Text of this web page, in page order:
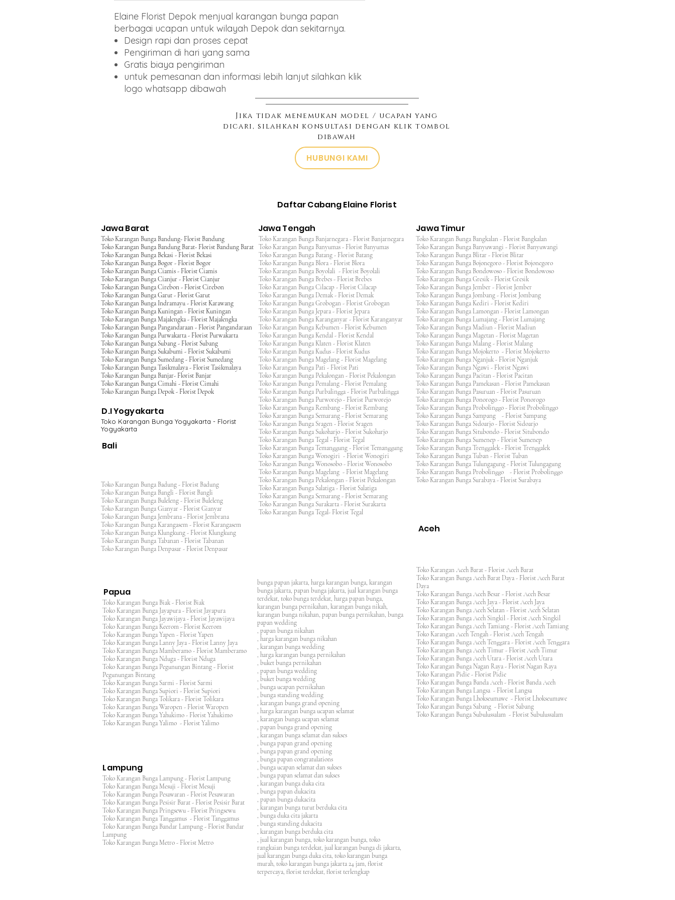
Elaine Florist Depok menjual karangan bunga papan
berbagai ucapan untuk wilayah Depok dan sekitarnya.
Design rapi dan proses cepat
Pengiriman di hari yang sama
Gratis biaya pengiriman
untuk pemesanan dan informasi lebih lanjut silahkan klik
logo whatsapp dibawah
Jika tidak menemukan model / ucapan yang
dicari, silahkan konsultasi dengan klik tombol
dibawah
HUBUNGI KAMI
Daftar Cabang Elaine Florist
Jawa Barat Jawa Tengah Jawa Timur
Toko Karangan Bunga Bandung- Florist Bandung
Toko Karangan Bunga Bandung Barat- Florist Bandung Barat
Toko Karangan Bunga Bekasi - Florist Bekasi
Toko Karangan Bunga Bogor - Florist Bogor
Toko Karangan Bunga Ciamis - Florist Ciamis
Toko Karangan Bunga Cianjur - Florist Cianjur
Toko Karangan Bunga Cirebon - Florist Cirebon
Toko Karangan Bunga Garut - Florist Garut
Toko Karangan Bunga Indramayu - Florist Karawang
Toko Karangan Bunga Kuningan - Florist Kuningan
Toko Karangan Bunga Majalengka - Florist Majalengka
Toko Karangan Bunga Pangandaraan - Florist Pangandaraan
Toko Karangan Bunga Purwakarta - Florist Purwakarta
Toko Karangan Bunga Subang - Florist Subang
Toko Karangan Bunga Sukabumi - Florist Sukabumi
Toko Karangan Bunga Sumedang - Florist Sumedang
Toko Karangan Bunga Tasikmalaya - Florist Tasikmalaya
Toko Karangan Bunga Banjar- Florist Banjar
Toko Karangan Bunga Cimahi - Florist Cimahi
Toko Karangan Bunga Depok - Florist Depok
D.I Yogyakarta
Toko Karangan Bunga Yogyakarta - Florist
Yogyakarta
Bali
Toko Karangan Bunga Badung - Florist Badung
Toko Karangan Bunga Bangli - Florist Bangli
Toko Karangan Bunga Buleleng - Florist Buleleng
Toko Karangan Bunga Gianyar - Florist Gianyar
Toko Karangan Bunga Jembrana - Florist Jembrana
Toko Karangan Bunga Karangasem - Florist Karangasem
Toko Karangan Bunga Klungkung - Florist Klungkung
Toko Karangan Bunga Tabanan - Florist Tabanan
Toko Karangan Bunga Denpasar - Florist Denpasar
Toko Karangan Bunga Banjarnegara - Florist Banjarnegara
Toko Karangan Bunga Banyumas - Florist Banyumas
Toko Karangan Bunga Batang - Florist Batang
Toko Karangan Bunga Blora - Florist Blora
Toko Karangan Bunga Boyolali - Florist Boyolali
Toko Karangan Bunga Brebes - Florist Brebes
Toko Karangan Bunga Cilacap - Florist Cilacap
Toko Karangan Bunga Demak - Florist Demak
Toko Karangan Bunga Grobogan - Florist Grobogan
Toko Karangan Bunga Jepara - Florist Jepara
Toko Karangan Bunga Karanganyar - Florist Karanganyar
Toko Karangan Bunga Kebumen - Florist Kebumen
Toko Karangan Bunga Kendal - Florist Kendal
Toko Karangan Bunga Klaten - Florist Klaten
Toko Karangan Bunga Kudus - Florist Kudus
Toko Karangan Bunga Magelang - Florist Magelang
Toko Karangan Bunga Pati - Florist Pati
Toko Karangan Bunga Pekalongan - Florist Pekalongan
Toko Karangan Bunga Pemalang - Florist Pemalang
Toko Karangan Bunga Purbalingga - Florist Purbalingga
Toko Karangan Bunga Purworejo - Florist Purworejo
Toko Karangan Bunga Rembang - Florist Rembang
Toko Karangan Bunga Semarang - Florist Semarang
Toko Karangan Bunga Sragen - Florist Sragen
Toko Karangan Bunga Sukoharjo - Florist Sukoharjo
Toko Karangan Bunga Tegal - Florist Tegal
Toko Karangan Bunga Temanggung - Florist Temanggung
Toko Karangan Bunga Wonogiri - Florist Wonogiri
Toko Karangan Bunga Wonosobo - Florist Wonosobo
Toko Karangan Bunga Magelang - Florist Magelang
Toko Karangan Bunga Pekalongan - Florist Pekalongan
Toko Karangan Bunga Salatiga - Florist Salatiga
Toko Karangan Bunga Semarang - Florist Semarang
Toko Karangan Bunga Surakarta - Florist Surakarta
Toko Karangan Bunga Tegal- Florist Tegal
Toko Karangan Bunga Bangkalan - Florist Bangkalan
Toko Karangan Bunga Banyuwangi - Florist Banyuwangi
Toko Karangan Bunga Blitar - Florist Blitar
Toko Karangan Bunga Bojonegoro - Florist Bojonegoro
Toko Karangan Bunga Bondowoso - Florist Bondowoso
Toko Karangan Bunga Gresik - Florist Gresik
Toko Karangan Bunga Jember - Florist Jember
Toko Karangan Bunga Jombang - Florist Jombang
Toko Karangan Bunga Kediri - Florist Kediri
Toko Karangan Bunga Lamongan - Florist Lamongan
Toko Karangan Bunga Lumajang - Florist Lumajang
Toko Karangan Bunga Madiun - Florist Madiun
Toko Karangan Bunga Magetan - Florist Magetan
Toko Karangan Bunga Malang - Florist Malang
Toko Karangan Bunga Mojokerto - Florist Mojokerto
Toko Karangan Bunga Nganjuk - Florist Nganjuk
Toko Karangan Bunga Ngawi - Florist Ngawi
Toko Karangan Bunga Pacitan - Florist Pacitan
Toko Karangan Bunga Pamekasan - Florist Pamekasan
Toko Karangan Bunga Pasuruan - Florist Pasuruan
Toko Karangan Bunga Ponorogo - Florist Ponorogo
Toko Karangan Bunga Probolinggo - Florist Probolinggo
Toko Karangan Bunga Sampang - Florist Sampang
Toko Karangan Bunga Sidoarjo - Florist Sidoarjo
Toko Karangan Bunga Situbondo - Florist Situbondo
Toko Karangan Bunga Sumenep - Florist Sumenep
Toko Karangan Bunga Trenggalek - Florist Trenggalek
Toko Karangan Bunga Tuban - Florist Tuban
Toko Karangan Bunga Tulungagung - Florist Tulungagung
Toko Karangan Bunga Probolinggo - Florist Probolinggo
Toko Karangan Bunga Surabaya - Florist Surabaya
Aceh
Lampung
Papua
Toko Karangan Bunga Biak - Florist Biak
Toko Karangan Bunga Jayapura - Florist Jayapura
Toko Karangan Bunga Jayawijaya - Florist Jayawijaya
Toko Karangan Bunga Keerom - Florist Keerom
Toko Karangan Bunga Yapen - Florist Yapen
Toko Karangan Bunga Lanny Jaya - Florist Lanny Jaya
Toko Karangan Bunga Mamberamo - Florist Mamberamo
Toko Karangan Bunga Nduga - Florist Nduga
Toko Karangan Bunga Pegunungan Bintang - Florist
Pegunungan Bintang
Toko Karangan Bunga Sarmi - Florist Sarmi
Toko Karangan Bunga Supiori - Florist Supiori
Toko Karangan Bunga Tolikara - Florist Tolikara
Toko Karangan Bunga Waropen - Florist Waropen
Toko Karangan Bunga Yahukimo - Florist Yahukimo
Toko Karangan Bunga Yalimo - Florist Yalimo
Toko Karangan Bunga Lampung - Florist Lampung
Toko Karangan Bunga Mesuji - Florist Mesuji
Toko Karangan Bunga Pesawaran - Florist Pesawaran
Toko Karangan Bunga Pesisir Barat - Florist Pesisir Barat
Toko Karangan Bunga Pringsewu - Florist Pringsewu
Toko Karangan Bunga Tanggamus - Florist Tanggamus
Toko Karangan Bunga Bandar Lampung - Florist Bandar
Lampung
Toko Karangan Bunga Metro - Florist Metro
bunga papan jakarta, harga karangan bunga, karangan
bunga jakarta, papan bunga jakarta, jual karangan bunga
terdekat, toko bunga terdekat, harga papan bunga,
karangan bunga pernikahan, karangan bunga nikah,
karangan bunga nikahan, papan bunga pernikahan, bunga
papan wedding
, papan bunga nikahan
, harga karangan bunga nikahan
, karangan bunga wedding
, harga karangan bunga pernikahan
, buket bunga pernikahan
, papan bunga wedding
, buket bunga wedding
, bunga ucapan pernikahan
, bunga standing wedding
, karangan bunga grand opening
, harga karangan bunga ucapan selamat
, karangan bunga ucapan selamat
, papan bunga grand opening
, karangan bunga selamat dan sukses
, bunga papan grand opening
, bunga papan grand opening
, bunga papan congratulations
, bunga ucapan selamat dan sukses
, bunga papan selamat dan sukses
, karangan bunga duka cita
, bunga papan dukacita
, papan bunga dukacita
, karangan bunga turut berduka cita
, bunga duka cita jakarta
, bunga standing dukacita
, karangan bunga berduka cita
, jual karangan bunga, toko karangan bunga, toko
rangkaian bunga terdekat, jual karangan bunga di jakarta,
jual karangan bunga duka cita, toko karangan bunga
murah, toko karangan bunga jakarta 24 jam, florist
terpercaya, florist terdekat, florist terlengkap
Toko Karangan Aceh Barat - Florist Aceh Barat
Toko Karangan Bunga Aceh Barat Daya - Florist Aceh Barat
Daya
Toko Karangan Bunga Aceh Besar - Florist Aceh Besar
Toko Karangan Bunga Aceh Jaya - Florist Aceh Jaya
Toko Karangan Bunga Aceh Selatan - Florist Aceh Selatan
Toko Karangan Bunga Aceh Singkil - Florist Aceh Singkil
Toko Karangan Bunga Aceh Tamiang - Florist Aceh Tamiang
Toko Karangan Aceh Tengah - Florist Aceh Tengah
Toko Karangan Bunga Aceh Tenggara - Florist Aceh Tenggara
Toko Karangan Bunga Aceh Timur - Florist Aceh Timur
Toko Karangan Bunga Aceh Utara - Florist Aceh Utara
Toko Karangan Bunga Nagan Raya - Florist Nagan Raya
Toko Karangan Pidie - Florist Pidie
Toko Karangan Bunga Banda Aceh - Florist Banda Aceh
Toko Karangan Bunga Langsa - Florist Langsa
Toko Karangan Bunga Lhokseumawe - Florist Lhokseumawe
Toko Karangan Bunga Sabang - Florist Sabang
Toko Karangan Bunga Subulussalam - Florist Subulussalam